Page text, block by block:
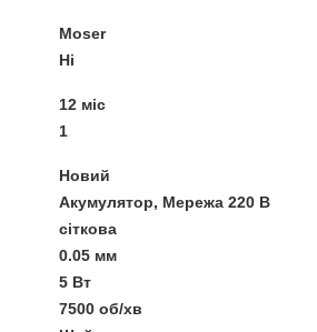
Moser
Ні
12 міс
1
Новий
Акумулятор, Мережа 220 В
сіткова
0.05 мм
5 Вт
7500 об/хв